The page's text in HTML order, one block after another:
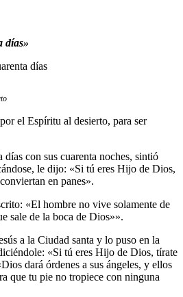
días»
el Espíritu al desierto, para ser
días con sus cuarenta noches, sintió
le dijo: «Si tú eres Hijo de Dios,
en panes».
«El hombre no vive solamente de
sale de la boca de Dios»».
a la Ciudad santa y lo puso en la
«Si tú eres Hijo de Dios, tírate
dará órdenes a sus ángeles, y ellos
que tu pie no tropiece con ninguna